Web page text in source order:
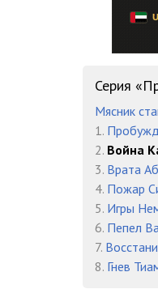
17 Пракс
19 Холден
20 Бобби
21 Пракс
22 Холден
23
24 Пракс
25 Бобби
Серия
Мясник
1.
2. Война
3. Врата
4. Пожар
5. Игры
6. Пепел
7.
8. Гнев